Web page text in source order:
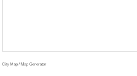
City Map / Map Generator